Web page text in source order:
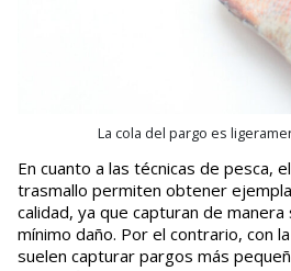
La cola del pargo es
En cuanto a las técnicas de pesca,
trasmallo permiten obtener
calidad, ya que capturan de manera
mínimo daño. Por el contrario, con
suelen capturar pargos más